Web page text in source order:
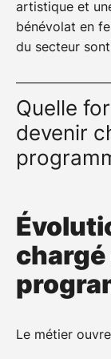
structures ou
artistique et
bénévolat en
du secteur
Quelle
devenir
Une formation
industries
excellent
la production,
artistique. À
de la
chargé
Le métier